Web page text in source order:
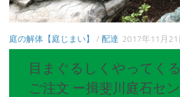
庭の解体【庭じまい】 / 配達 2017年11月21
目まぐるしくやってく
ご注文 ー揖斐川庭石セ